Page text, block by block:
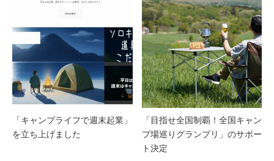
「キャンプライフで週末起業」
を立ち上げました
「目指せ全国制覇！全国キャン
プ場巡りグランプリ」のサポー
ト決定